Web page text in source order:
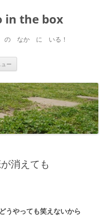
in the box
の なか に いる！
ー
消えても
うやっても笑えないから